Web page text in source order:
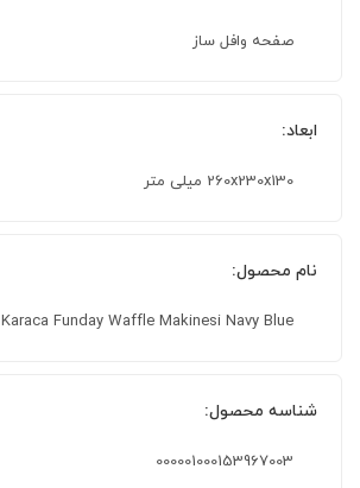
صفحه وافل ساز
ابعاد:
260x230x130 میلی متر
نام محصول:
Karaca Funday Waffle Makinesi Navy Blue
شناسه محصول:
000001000153967003